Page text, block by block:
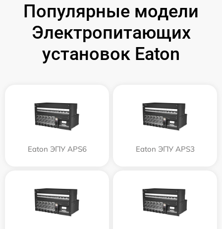
Популярные модели
Электропитающих
установок Eaton
Eaton ЭПУ APS6 Eaton ЭПУ APS3